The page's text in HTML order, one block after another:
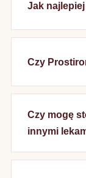
Jak
Czy
Czy mogę
innymi